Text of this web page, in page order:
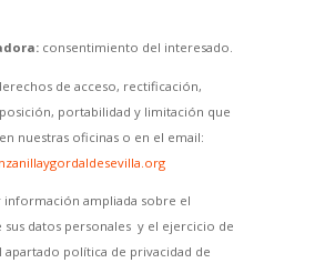
consentimiento del interesado.
de acceso, rectificación,
portabilidad y limitación que
nuestras oficinas o en el email:
ampliada sobre el
datos personales y el ejercicio de
apartado política de privacidad de